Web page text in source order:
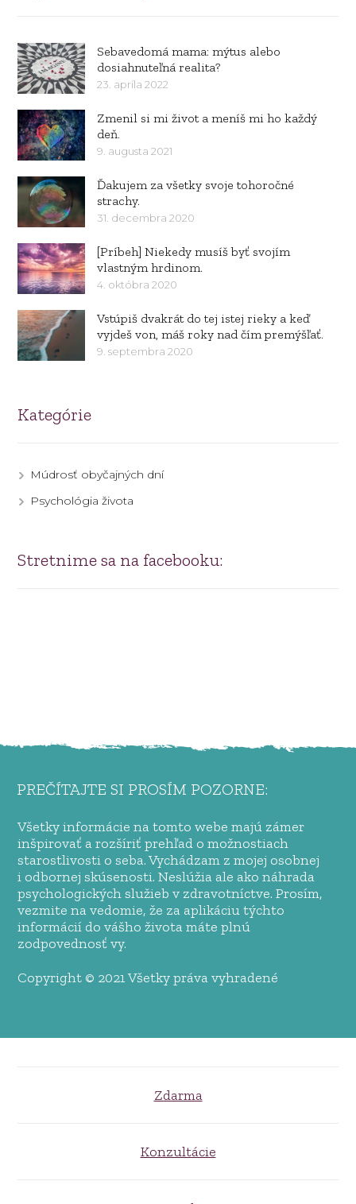
Sebavedomá mama: mýtus alebo
dosiahnuteľná realita?
23. apríla 2022
Zmenil si mi život a meníš mi ho každý
deň.
9. augusta 2021
Ďakujem za všetky svoje tohoročné
strachy.
31. decembra 2020
[Príbeh] Niekedy musíš byť svojím
vlastným hrdinom.
4. októbra 2020
Vstúpiš dvakrát do tej istej rieky a keď
vyjdeš von, máš roky nad čím premýšľať.
9. septembra 2020
Kategórie
Múdrosť obyčajných dní
Psychológia života
Stretnime sa na facebooku:
PREČÍTAJTE SI PROSÍM POZORNE:
Všetky informácie na tomto webe majú zámer
inšpirovať a rozšíriť prehľad o možnostiach
starostlivosti o seba. Vychádzam z mojej osobnej
i odbornej skúsenosti. Neslúžia ale ako náhrada
psychologických služieb v zdravotníctve. Prosím,
vezmite na vedomie, že za aplikáciu týchto
informácií do vášho života máte plnú
zodpovednosť vy.
Copyright © 2021 Všetky práva vyhradené
Zdarma
Konzultácie